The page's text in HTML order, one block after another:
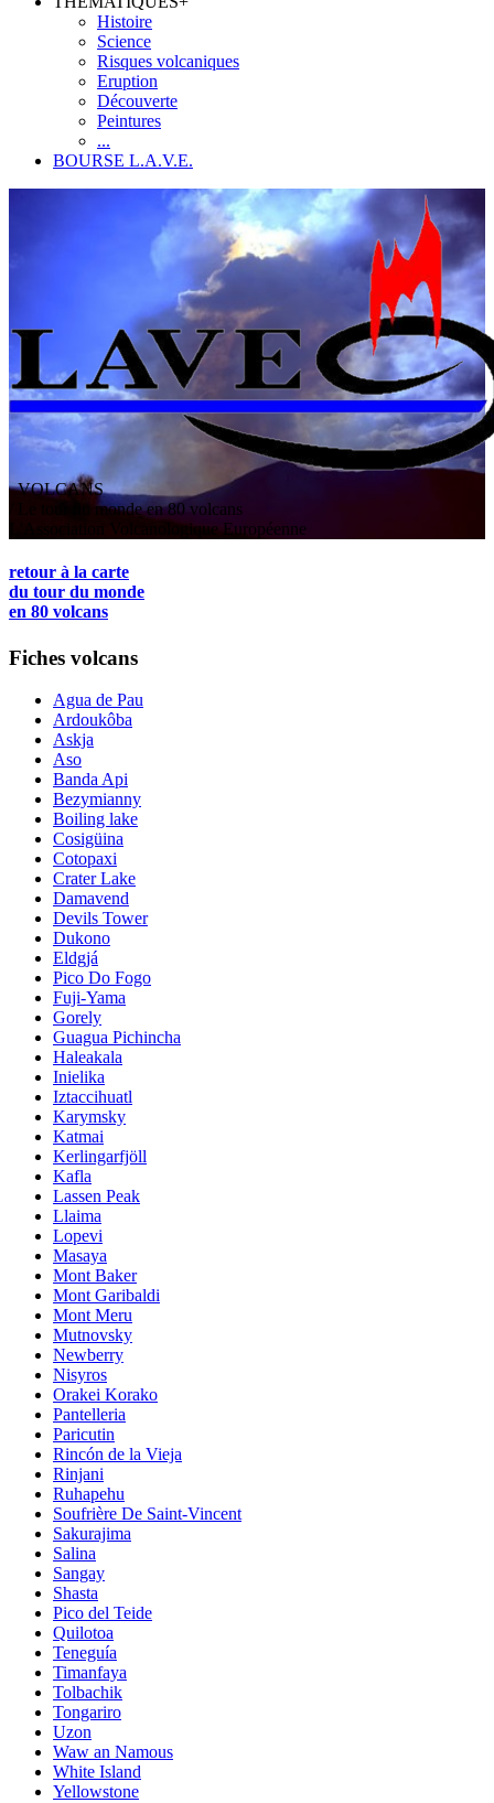
Histoire
Science
Risques volcaniques
Eruption
Découverte
Peintures
...
BOURSE L.A.V.E.
VOLCANS
/ Le tour du monde en 80 volcans
ssociation V olcanologiqueEuropéenne
retour à la carte
du tour du monde
en 80 volcans
Fiches volcans
Agua de Pau
Ardoukôba
Askja
Aso
Banda Api
Bezymianny
Boiling lake
Cosigüina
Cotopaxi
Crater Lake
Damavend
Devils Tower
Dukono
Eldgjá
Pico Do Fogo
Fuji-Yama
Gorely
Guagua Pichincha
Haleakala
Inielika
Iztaccihuatl
Karymsky
Katmai
Kerlingarfjöll
Kafla
Lassen Peak
Llaima
Lopevi
Masaya
Mont Baker
Mont Garibaldi
Mont Meru
Mutnovsky
Newberry
Nisyros
Orakei Korako
Pantelleria
Paricutin
Rincón de la Vieja
Rinjani
Ruhapehu
Soufrière De Saint-Vincent
Sakurajima
Salina
Sangay
Shasta
Pico del Teide
Quilotoa
Teneguía
Timanfaya
Tolbachik
Tongariro
Uzon
Waw an Namous
White Island
Yellowstone